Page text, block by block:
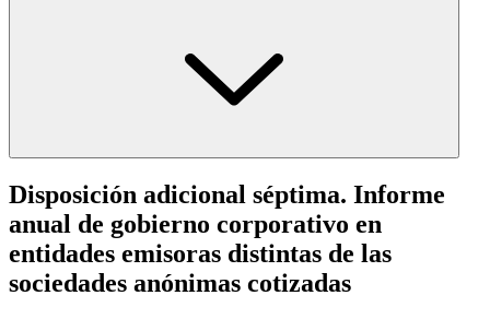
Disposición adicional séptima. Informe
anual de gobierno corporativo en
entidades emisoras distintas de las
sociedades anónimas cotizadas